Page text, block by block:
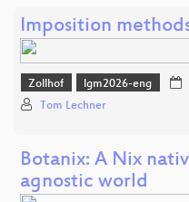
Imposition
Zollhof lgm2026-eng
Tom Lechner
Botanix: A Nix
agnostic world